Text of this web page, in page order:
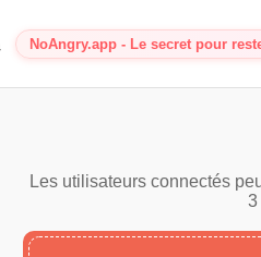
NoAngry.app - Le secret pour
Les utilisateurs connectés
3